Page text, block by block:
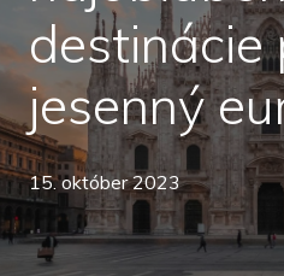
destinácie
jesenný
15. október 2023